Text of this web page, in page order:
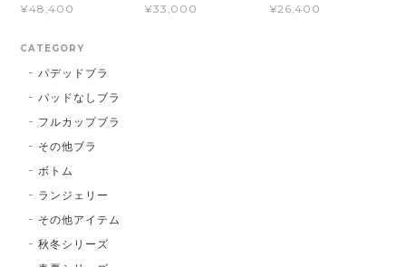
¥48,400
¥33,000
¥26,400
CATEGORY
パデッドブラ
パッドなしブラ
フルカップブラ
その他ブラ
ボトム
ランジェリー
その他アイテム
秋冬シリーズ